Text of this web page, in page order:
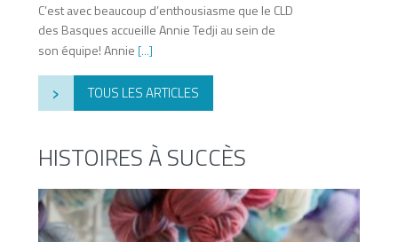
C’est avec beaucoup d’enthousiasme que le CLD
des Basques accueille Annie Tedji au sein de
son équipe! Annie [...]
› TOUS LES ARTICLES
HISTOIRES À SUCCÈS